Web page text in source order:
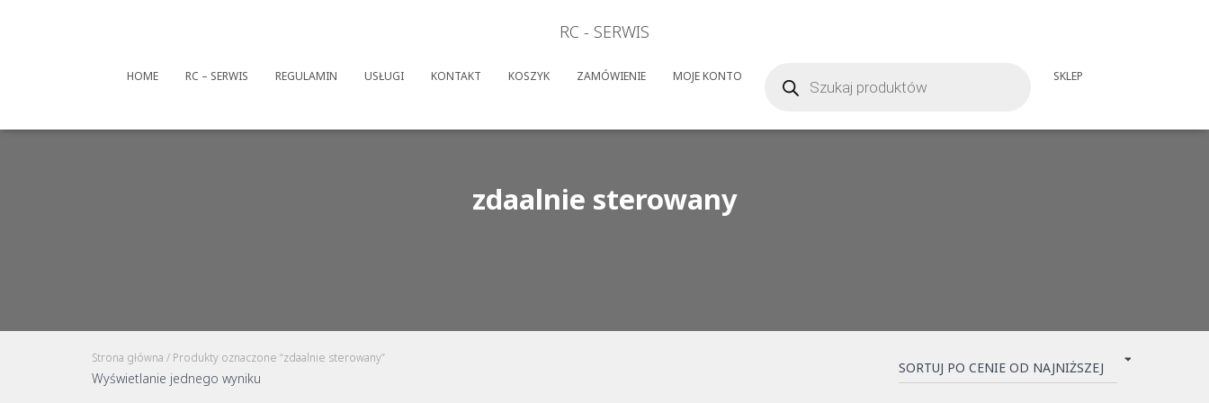
RC - SERWIS
HOME RC – SERWIS REGULAMIN USŁUGI KONTAKT KOSZYK ZAMÓWIENIE MOJE KONTO produktów SKLEP
zdaalnie sterowany
Strona główna / Produkty oznaczone “zdaalnie sterowany”
Wyświetlanie jednego wyniku